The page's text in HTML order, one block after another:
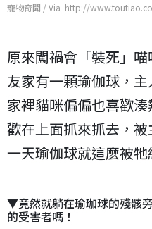
寵物奇聞 / Via http://
原來闖禍會「裝死」
友家有一顆瑜伽球，
家裡貓咪偏偏也喜歡
歡在上面抓來抓去，
一天瑜伽球就這麼被牠
▼竟然就躺在瑜珈球的殘骸
的受害者嗎！